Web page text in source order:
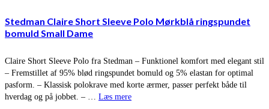
Stedman Claire Short Sleeve Polo Mørkblå ringspundet
bomuld Small Dame
Claire Short Sleeve Polo fra Stedman – Funktionel komfort med elegant stil
– Fremstillet af 95% blød ringspundet bomuld og 5% elastan for optimal
pasform. – Klassisk polokrave med korte ærmer, passer perfekt både til
hverdag og på jobbet. – … Læs mere